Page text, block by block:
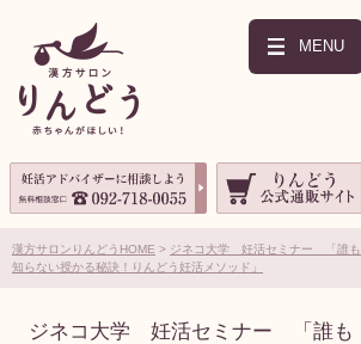
MENU
漢方サロンりんどうHOME
ジネコ大学 妊活セミナー 「誰も
知らない授かる秘訣！りんどう妊活メソッド」
ジネコ大学 妊活セミナー 「誰も